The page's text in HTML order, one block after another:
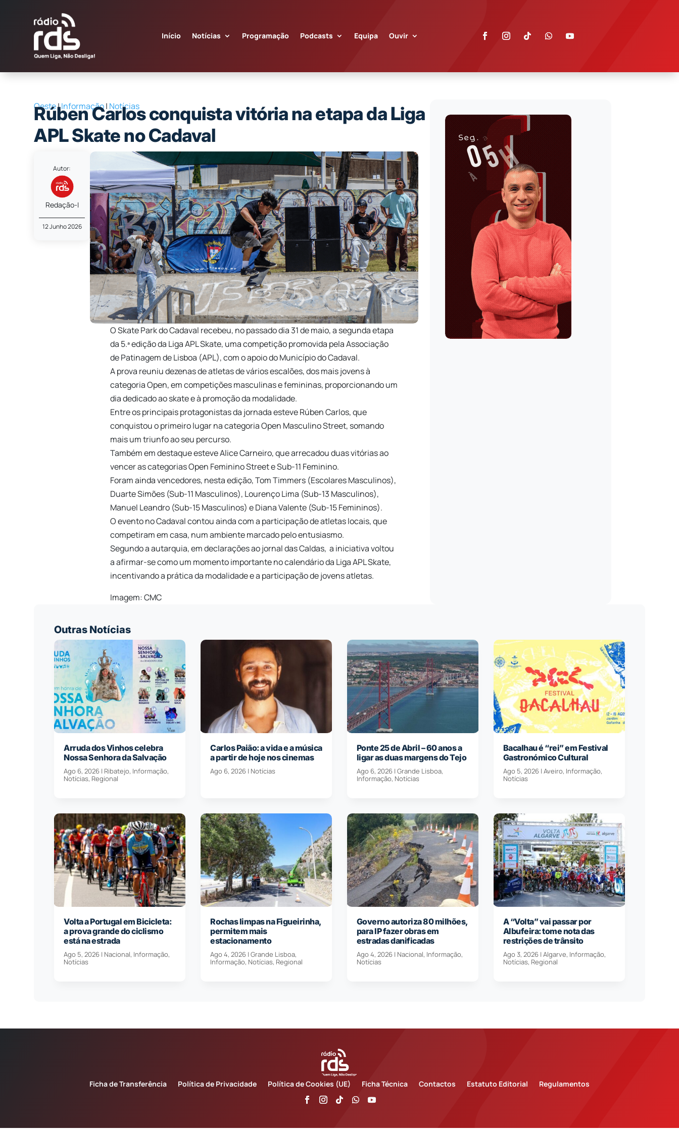
Início Notícias Programação Podcasts Equipa Ouvir
Oeste|Informação| Notícias
Rúben Carlos conquista vitória na etapa da Liga
APL Skate no Cadaval
Autor:
Redação-I
12 Junho 2026
O Skate Park do Cadaval recebeu, no passado dia 31 de maio, a segunda etapa
da 5.ª edição da Liga APL Skate, uma competição promovida pela Associação
de Patinagem de Lisboa (APL), com o apoio do Município do Cadaval.
A prova reuniu dezenas de atletas de vários escalões, dos mais jovens à
categoria Open, em competições masculinas e femininas, proporcionando um
dia dedicado ao skate e à promoção da modalidade.
Entre os principais protagonistas da jornada esteve Rúben Carlos, que
conquistou o primeiro lugar na categoria Open Masculino Street, somando
mais um triunfo ao seu percurso.
Também em destaque esteve Alice Carneiro, que arrecadou duas vitórias ao
vencer as categorias Open Feminino Street e Sub-11 Feminino.
Foram ainda vencedores, nesta edição, Tom Timmers (Escolares Masculinos),
Duarte Simões (Sub-11 Masculinos), Lourenço Lima (Sub-13 Masculinos),
Manuel Leandro (Sub-15 Masculinos) e Diana Valente (Sub-15 Femininos).
O evento no Cadaval contou ainda com a participação de atletas locais, que
competiram em casa, num ambiente marcado pelo entusiasmo.
Segundo a autarquia, em declarações ao jornal das Caldas, a iniciativa voltou
a afirmar-se como um momento importante no calendário da Liga APL Skate,
incentivando a prática da modalidade e a participação de jovens atletas.
Imagem: CMC
Outras Notícias
Arruda dos Vinhos celebra
Nossa Senhora da Salvação
Ago 6, 2026 | Ribatejo, Informação,
Notícias, Regional
Carlos Paião: a vida e a música
a partir de hoje nos cinemas
Ago 6, 2026 | Notícias
Ponte 25 de Abril – 60 anos a
ligar as duas margens do Tejo
Ago 6, 2026| Grande Lisboa,
Informação, Notícias
Bacalhau é “rei” em Festival
Gastronómico Cultural
Ago 5, 2026| Aveiro, Informação,
Notícias
Volta a Portugal em Bicicleta:
a prova grande do ciclismo
está na estrada
Ago 5, 2026 | Nacional, Informação,
Notícias
Rochas limpas na Figueirinha,
permitem mais
estacionamento
Ago 4, 2026 |Grande Lisboa,
Informação, Notícias, Regional
Governo autoriza 80 milhões,
para IP fazer obras em
estradas danificadas
Ago 4, 2026| Nacional, Informação,
Notícias
A “Volta” vai passar por
Albufeira: tome nota das
restrições de trânsito
Ago 3, 2026| Algarve, Informação,
Notícias, Regional
Ficha de Transferência Política de Privacidade Política de Cookies (UE) Ficha Técnica Contactos Estatuto Editorial Regulamentos